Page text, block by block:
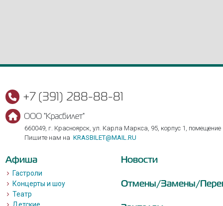
+7 (391) 288-88-81
ООО "Красбилет"
660049, г. Красноярск, ул. Карла Маркса, 95, корпус 1, помещение
Пишите нам на KRASBILET@MAIL.RU
Афиша
Гастроли
Концерты и шоу
Театр
Детские
Новости
Отмены/Замены/